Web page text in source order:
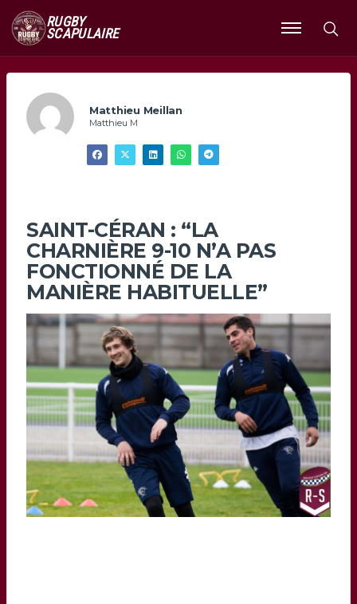
RUGBY
SCAPULAIRE
Ouvrir
le
Matthieu Meillan
Matthieu M
SAINT-CÉRAN : “LA
CHARNIÈRE 9-10 N’A PAS
FONCTIONNÉ DE LA
MANIÈRE HABITUELLE”